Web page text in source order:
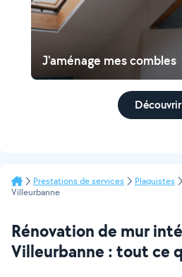
J'aménage mes combles
Découvrir
Prestations de services Plaquistes
Villeurbanne
Rénovation de mur
Villeurbanne : tout ce